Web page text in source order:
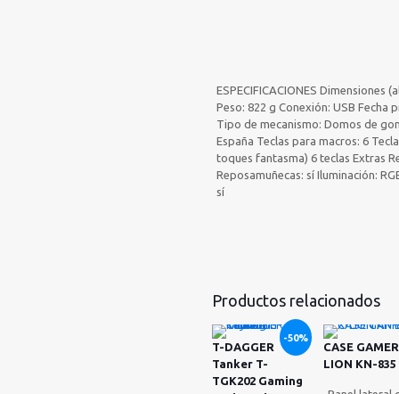
ESPECIFICACIONES Dimensiones
Peso: 822 g Conexión: USB Fecha
Tipo de mecanismo: Domos de
España Teclas para macros: 6
toques fantasma) 6 teclas Extras
Reposamuñecas: sí Iluminación:
sí
Productos relacionados
-50%
T-DAGGER
Tanker T-
TGK202 Gaming
CASE
LION KN-835